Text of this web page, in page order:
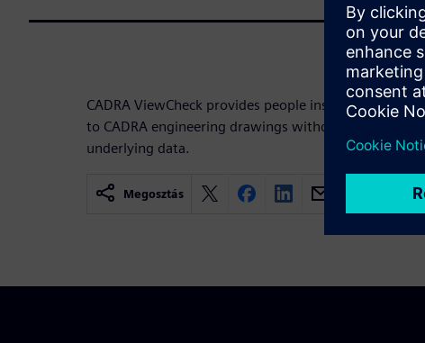
CADRA ViewCheck provides people inside or outside
to CADRA engineering drawings without
underlying data.
Megosztás